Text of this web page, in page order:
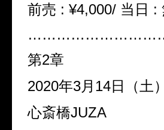
前売 : ¥4,000/ 当日 :
第2章
2020年3月14日（土）
心斎橋JUZA